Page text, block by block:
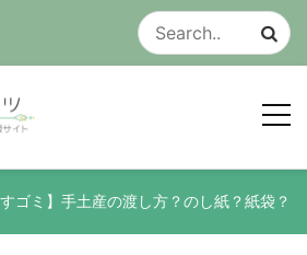
？ in ド
アイデア集
すゴミ】手土産の渡し方？のし紙？紙袋？